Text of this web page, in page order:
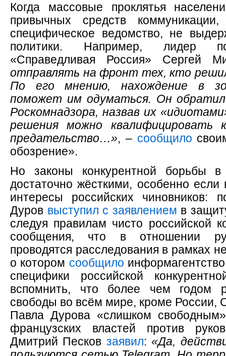
Когда массовые проклятья
привычных средств
специфическое ведомство, не
политики. Например, лидер
«Справедливая Россия» Сергей
отправлять на фронт тех, кто
По его мнению, нахождение в
поможет им одуматься. Он
Роскомнадзора, назвав их
решения можно квалифицировать
предательство…», – сообщило
обозрение».
Но законы конкурентной борьбы
достаточно жёсткими, особенно если
интересы российских чиновников:
Дуров выступил с заявлением в
следуя правилам чисто российской
сообщения, что в отношении
проводятся расследования в рамках
о котором сообщило
специфики российской
вспомнить, что более чем годом
свободы во всём мире, кроме России,
Павла Дурова «слишком
французских властей против
Дмитрий Песков заявил: «Да,